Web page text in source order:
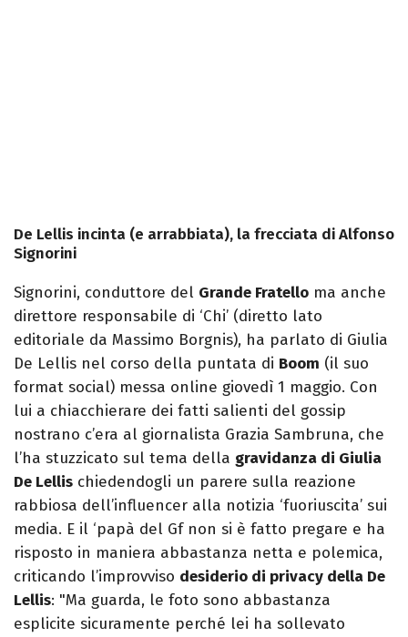
De Lellis incinta (e arrabbiata), la frecciata di Alfonso
Signorini
Signorini, conduttore del Grande Fratello ma anche
direttore responsabile di ‘Chi’ (diretto lato
editoriale da Massimo Borgnis), ha parlato di Giulia
De Lellis nel corso della puntata di Boom (il suo
format social) messa online giovedì 1 maggio. Con
lui a chiacchierare dei fatti salienti del gossip
nostrano c’era al giornalista Grazia Sambruna, che
l’ha stuzzicato sul tema della gravidanza di Giulia
De Lellis chiedendogli un parere sulla reazione
rabbiosa dell’influencer alla notizia ‘fuoriuscita’ sui
media. E il ‘papà del Gf non si è fatto pregare e ha
risposto in maniera abbastanza netta e polemica,
criticando l’improvviso desiderio di privacy della De
Lellis: "Ma guarda, le foto sono abbastanza
esplicite sicuramente perché lei ha sollevato